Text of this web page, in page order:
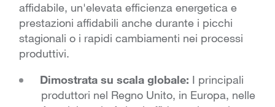
affidabile, un'elevata efficienza energetica e
prestazioni affidabili anche durante i picchi
stagionali o i rapidi cambiamenti nei processi
produttivi.
Dimostrata su scala globale: I principali
produttori nel Regno Unito, in Europa, nelle